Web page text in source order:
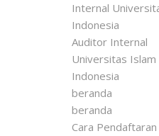
Internal
Indonesia
Auditor Internal
Universitas Islam
Indonesia
beranda
beranda
Cara Pendaftaran